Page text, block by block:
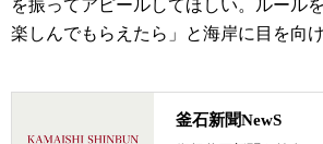
を振ってアピールしてほしい。ルール
楽しんでもらえたら」と海岸に目を向け
釜石新聞NewS